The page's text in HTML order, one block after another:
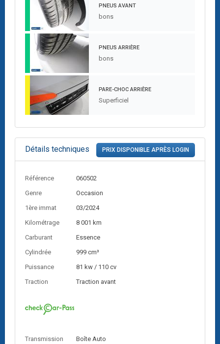
PNEUS AVANT
bons
PNEUS ARRIÈRE
bons
PARE-CHOC ARRIÈRE
Superficiel
Détails techniques PRIX DISPONIBLE APRÈS LOGIN
Référence
060502
Genre
Occasion
1ère immat
03/2024
Kilométrage
8 001 km
Carburant
Essence
Cylindrée
999 cm³
Puissance
81 kw / 110 cv
Traction
Traction avant
Transmission Boîte Auto